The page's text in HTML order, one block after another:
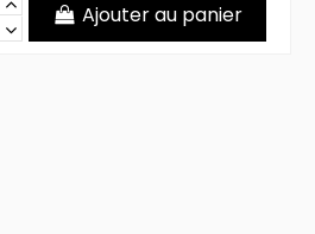
Ajouter au panier